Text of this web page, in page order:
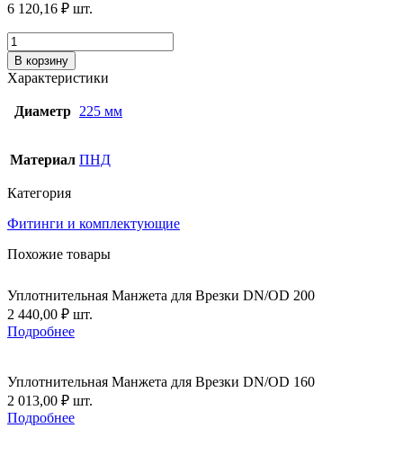
6 120,16 ₽ шт.
Количество
товара
Отвод
45°
электросварной
d.225
В корзину
Характеристики
Диаметр 225 мм
Материал ПНД
Категория
Фитинги и комплектующие
Похожие товары
Уплотнительная Манжета для Врезки DN/OD 200
2 440,00 ₽ шт.
Подробнее
Уплотнительная Манжета для Врезки DN/OD 160
2 013,00 ₽ шт.
Подробнее